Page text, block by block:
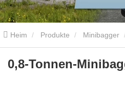
Heim Produkte Minibagger
0,8-Tonnen-Minibagger
0,8-Tonnen-